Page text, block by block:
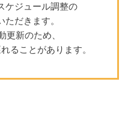
ケジュール調整の
ただきます。
新のため、
ることがあります。